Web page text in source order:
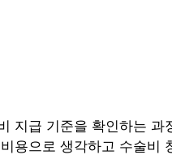
지급 기준을 확인하는
용으로 생각하고 수술비